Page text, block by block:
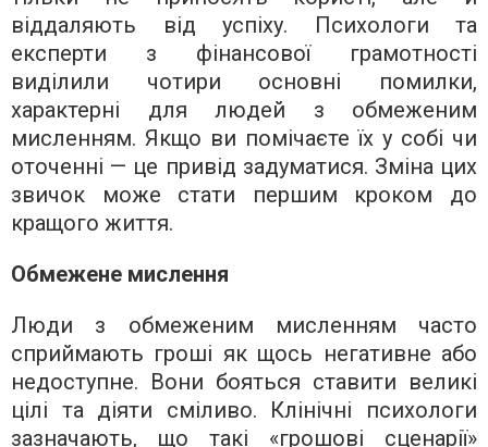
віддаляють від успіху. Психологи та
експерти з фінансової грамотності
виділили чотири основні помилки,
характерні для людей з обмеженим
мисленням. Якщо ви помічаєте їх у собі чи
оточенні — це привід задуматися. Зміна цих
звичок може стати першим кроком до
кращого життя.
Обмежене мислення
Люди з обмеженим мисленням часто
сприймають гроші як щось негативне або
недоступне. Вони бояться ставити великі
цілі та діяти сміливо. Клінічні психологи
зазначають, що такі «грошові сценарії»